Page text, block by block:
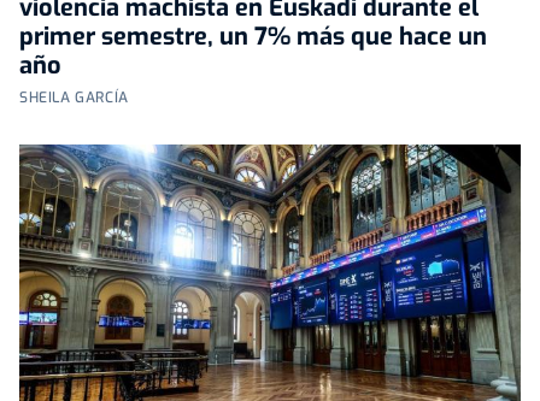
violencia machista en Euskadi durante el
primer semestre, un 7% más que hace un
año
SHEILA GARCÍA